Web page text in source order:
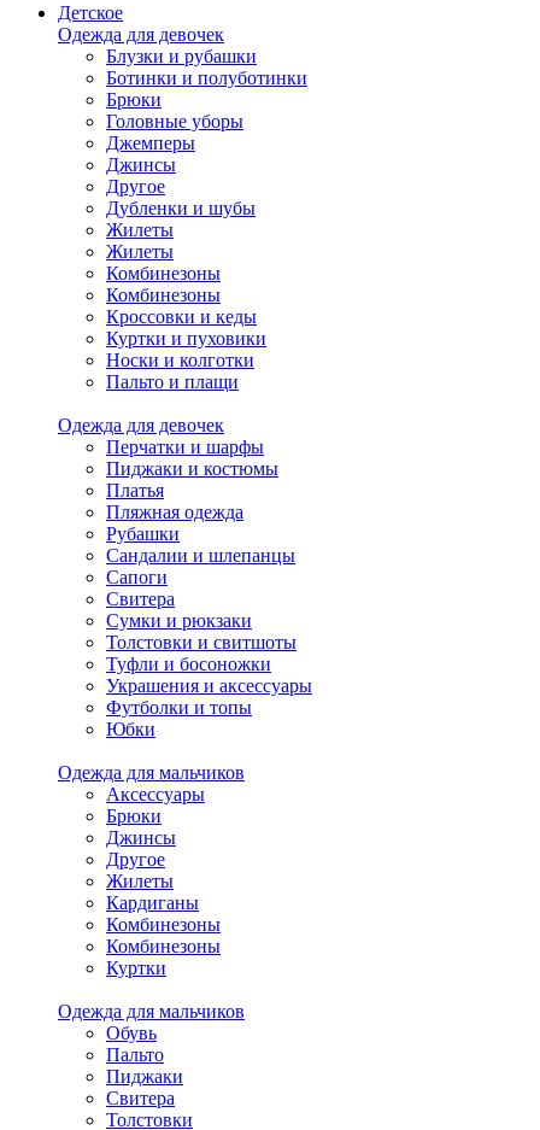
Детское
Одежда для девочек
Блузки и рубашки
Ботинки и полуботинки
Брюки
Головные уборы
Джемперы
Джинсы
Другое
Дубленки и шубы
Жилеты
Жилеты
Комбинезоны
Комбинезоны
Кроссовки и кеды
Куртки и пуховики
Носки и колготки
Пальто и плащи
Одежда для девочек
Перчатки и шарфы
Пиджаки и костюмы
Платья
Пляжная одежда
Рубашки
Сандалии и шлепанцы
Сапоги
Свитера
Сумки и рюкзаки
Толстовки и свитшоты
Туфли и босоножки
Украшения и аксессуары
Футболки и топы
Юбки
Одежда для мальчиков
Аксессуары
Брюки
Джинсы
Другое
Жилеты
Кардиганы
Комбинезоны
Комбинезоны
Куртки
Одежда для мальчиков
Обувь
Пальто
Пиджаки
Свитера
Толстовки